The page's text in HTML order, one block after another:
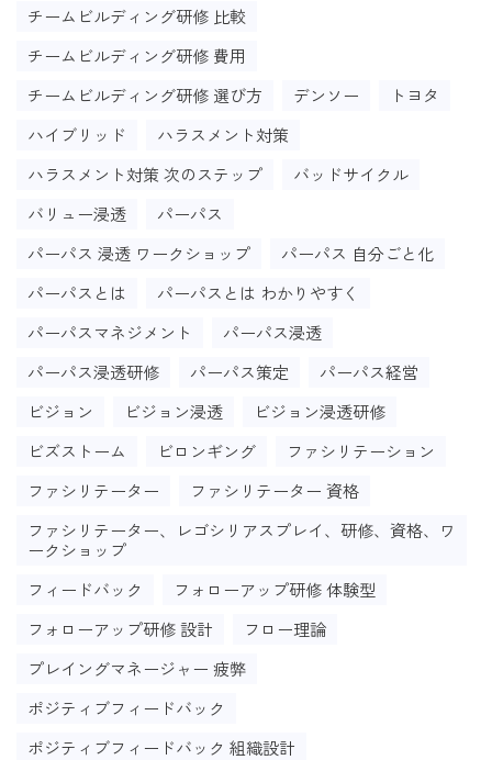
チームビルディング研修 比較
チームビルディング研修 費用
チームビルディング研修 選び方
デンソー
トヨタ
ハイブリッド
ハラスメント対策
ハラスメント対策 次のステップ
バッドサイクル
バリュー浸透
パーパス
パーパス 浸透 ワークショップ
パーパス 自分ごと化
パーパスとは
パーパスとは わかりやすく
パーパスマネジメント
パーパス浸透
パーパス浸透研修
パーパス策定
パーパス経営
ビジョン
ビジョン浸透
ビジョン浸透研修
ビズストーム
ビロンギング
ファシリテーション
ファシリテーター
ファシリテーター 資格
ファシリテーター、レゴシリアスプレイ、研修、資格、ワ
ークショップ
フィードバック
フォローアップ研修 体験型
フォローアップ研修 設計
フロー理論
プレイングマネージャー 疲弊
ポジティブフィードバック
ポジティブフィードバック 組織設計